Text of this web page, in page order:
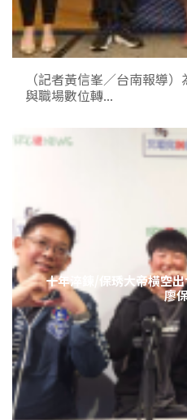
（記者黃信峯／台南報導
與職場數位轉...
十年淬鍊/保琇大帝橫空
廖